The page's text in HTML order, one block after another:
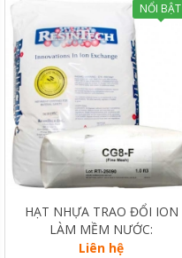
NỔI BẬT
HẠT NHỰA TRAO ĐỔI ION
LÀM MỀM NƯỚC:
RESINTECH CG8
Liên hệ